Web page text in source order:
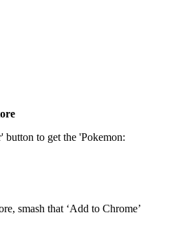
to get the 'Pokemon:
smash that ‘Add to Chrome’